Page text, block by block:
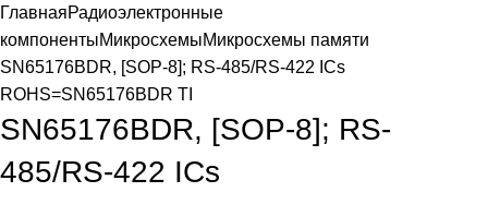
ГлавнаяРадиоэлектронные
компонентыМикросхемыМикросхемы памяти
SN65176BDR, [SOP-8]; RS-485/RS-422 ICs
ROHS=SN65176BDR TI
SN65176BDR, [SOP-8]; RS-
485/RS-422 ICs